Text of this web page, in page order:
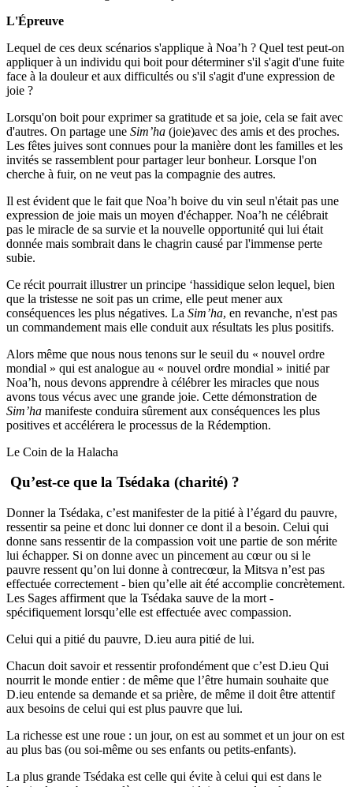
L'Épreuve
Lequel de ces deux scénarios s'applique à Noa’h ? Quel test peut-on
appliquer à un individu qui boit pour déterminer s'il s'agit d'une fuite
face à la douleur et aux difficultés ou s'il s'agit d'une expression de
joie ?
Lorsqu'on boit pour exprimer sa gratitude et sa joie, cela se fait avec
d'autres. On partage une Sim’ha (joie)avec des amis et des proches.
Les fêtes juives sont connues pour la manière dont les familles et les
invités se rassemblent pour partager leur bonheur. Lorsque l'on
cherche à fuir, on ne veut pas la compagnie des autres.
Il est évident que le fait que Noa’h boive du vin seul n'était pas une
expression de joie mais un moyen d'échapper. Noa’h ne célébrait
pas le miracle de sa survie et la nouvelle opportunité qui lui était
donnée mais sombrait dans le chagrin causé par l'immense perte
subie.
Ce récit pourrait illustrer un principe ‘hassidique selon lequel, bien
que la tristesse ne soit pas un crime, elle peut mener aux
conséquences les plus négatives. La Sim’ha, en revanche, n'est pas
un commandement mais elle conduit aux résultats les plus positifs.
Alors même que nous nous tenons sur le seuil du « nouvel ordre
mondial » qui est analogue au « nouvel ordre mondial » initié par
Noa’h, nous devons apprendre à célébrer les miracles que nous
avons tous vécus avec une grande joie. Cette démonstration de
Sim’ha manifeste conduira sûrement aux conséquences les plus
positives et accélérera le processus de la Rédemption.
Le Coin de la Halacha
Qu’est-ce que la Tsédaka (charité) ?
Donner la Tsédaka, c’est manifester de la pitié à l’égard du pauvre,
ressentir sa peine et donc lui donner ce dont il a besoin. Celui qui
donne sans ressentir de la compassion voit une partie de son mérite
lui échapper. Si on donne avec un pincement au cœur ou si le
pauvre ressent qu’on lui donne à contrecœur, la Mitsva n’est pas
effectuée correctement - bien qu’elle ait été accomplie concrètement.
Les Sages affirment que la Tsédaka sauve de la mort -
spécifiquement lorsqu’elle est effectuée avec compassion.
Celui qui a pitié du pauvre, D.ieu aura pitié de lui.
Chacun doit savoir et ressentir profondément que c’est D.ieu Qui
nourrit le monde entier : de même que l’être humain souhaite que
D.ieu entende sa demande et sa prière, de même il doit être attentif
aux besoins de celui qui est plus pauvre que lui.
La richesse est une roue : un jour, on est au sommet et un jour on est
au plus bas (ou soi-même ou ses enfants ou petits-enfants).
La plus grande Tsédaka est celle qui évite à celui qui est dans le